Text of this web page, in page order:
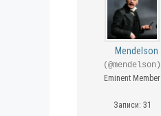
Mendelson
(@mendelson)
Eminent Member
Записи: 31